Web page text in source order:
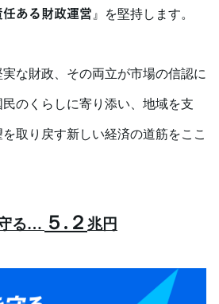
任ある財政運営 』を堅持します。
な財政、その両立が市場の信認に
のくらしに寄り添い、地域を支
取り戻す新しい経済の道筋をここ
る… ５ . ２ 兆円